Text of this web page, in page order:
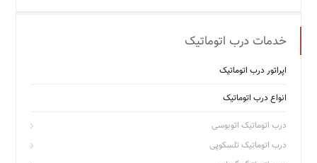
خدمات درب اتوماتیک
اپراتور درب اتوماتیک
انواع درب اتوماتیک
درب اتوماتیک اتوبوسی
درب اتوماتیک تلسکوپی